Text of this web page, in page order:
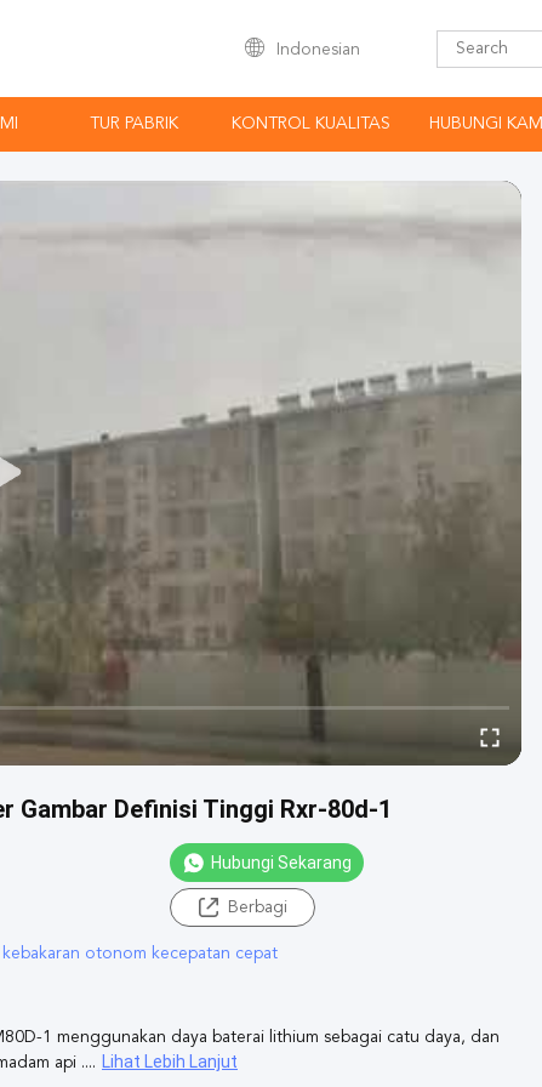
Indonesian
TUR PABRIK KONTROL KUALITAS HUBUNGI KAMI
Gambar Definisi Tinggi Rxr-80d-1
Hubungi Sekarang
Berbagi
otonom kecepatan cepat
1 menggunakan daya baterai lithium sebagai catu daya, dan
api .... Lihat Lebih Lanjut